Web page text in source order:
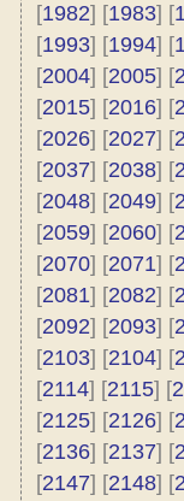
[1982] [1983] [
[1993] [1994] [
[2004] [2005] [
[2015] [2016] [
[2026] [2027] [
[2037] [2038] [
[2048] [2049] [
[2059] [2060] [
[2070] [2071] [
[2081] [2082] [
[2092] [2093] [
[2103] [2104] [
[2114] [2115] [
[2125] [2126] [
[2136] [2137] [
[2147] [2148] [